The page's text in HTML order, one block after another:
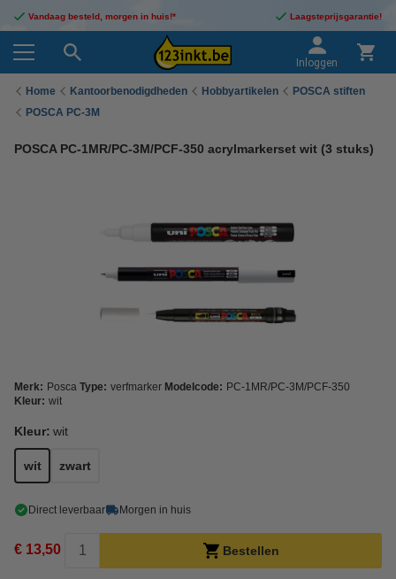
Vandaag besteld, morgen in huis!* Laagsteprijsgarantie!
Inloggen
Home Kantoorbenodigdheden Hobbyartikelen
POSCA stiften
POSCA PC-3M
POSCA PC-1MR/PC-3M/PCF-350 acrylmarkerset wit (3 stuks)
Merk: Posca Type: verfmarker Modelcode: PC-1MR/PC-3M/PCF-350
Kleur: wit
Kleur: wit
wit zwart
Direct leverbaar Morgen in huis
€ 13,50 Bestellen